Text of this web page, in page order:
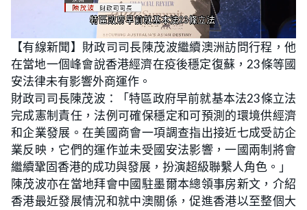
n
m
t
e
o
a
d
e
d
:
4
.
2
5
%
【有線新聞】財政司司長陳茂波繼續澳洲訪問行程，他
在當地一個峰會說香港經濟在疫後穩定復蘇，23條等國
安法律未有影響外商運作。
財政司司長陳茂波：「特區政府早前就基本法23條立法
完成憲制責任，法例可確保穩定和可預測的環境供經濟
和企業發展。在美國商會一項調查指出接近七成受訪企
業反映，它們的運作並未受國安法影響，一國兩制將會
繼續鞏固香港的成功與發展，扮演超級聯繫人角色。」
陳茂波亦在當地拜會中國駐墨爾本總領事房新文，介紹
香港最近發展情況和就中澳關係，促進香港以至整個大